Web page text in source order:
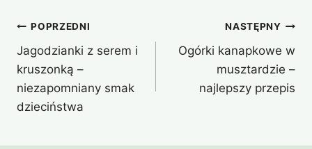
Nawigacja
wpisu
POPRZEDNI
Jagodzianki z serem i
kruszonką –
niezapomniany smak
dzieciństwa
NASTĘPNY
Ogórki kanapkowe w
musztardzie –
najlepszy przepis